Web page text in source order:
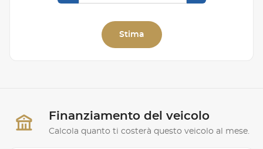
Stima
Finanziamento del veicolo
Calcola quanto ti costerà questo veicolo al mese.